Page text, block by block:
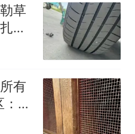
草
，
千
有
部
客